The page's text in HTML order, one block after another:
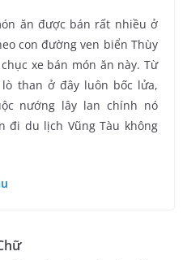
ăn được bán rất nhiều ở
con đường ven biển Thùy
xe bán món ăn này. Từ
than ở đây luôn bốc lửa,
nướng lây lan chính nó
đi du lịch Vũng Tàu không